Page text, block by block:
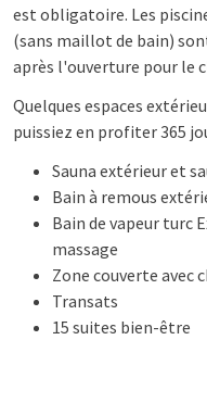
est obligatoire. Les
(sans maillot de bain)
après l'ouverture pour le
Quelques espaces
puissiez en profiter 365
Sauna extérieur et
Bain à remous
Bain de vapeur turc
massage
Zone couverte avec
Transats
15 suites bien-être